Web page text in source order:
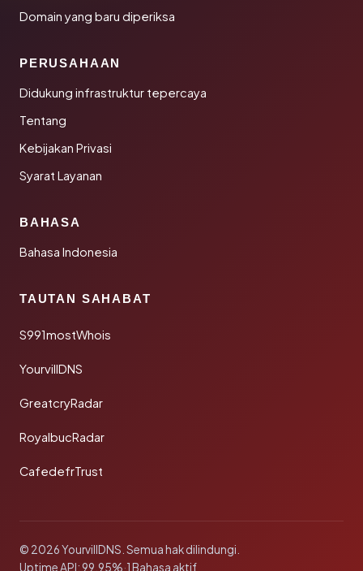
Domain yang baru diperiksa
PERUSAHAAN
Didukung infrastruktur tepercaya
Tentang
Kebijakan Privasi
Syarat Layanan
BAHASA
Bahasa Indonesia
TAUTAN SAHABAT
S991mostWhois
YourvillDNS
GreatcryRadar
RoyalbucRadar
CafedefrTrust
© 2026 YourvillDNS. Semua hak dilindungi.
Uptime API: 99.95%·1 Bahasa aktif